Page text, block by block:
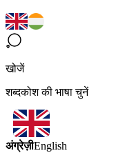
खोजें
शब्दकोश की भाषा चुनें
अंग्रेज़ीEnglish